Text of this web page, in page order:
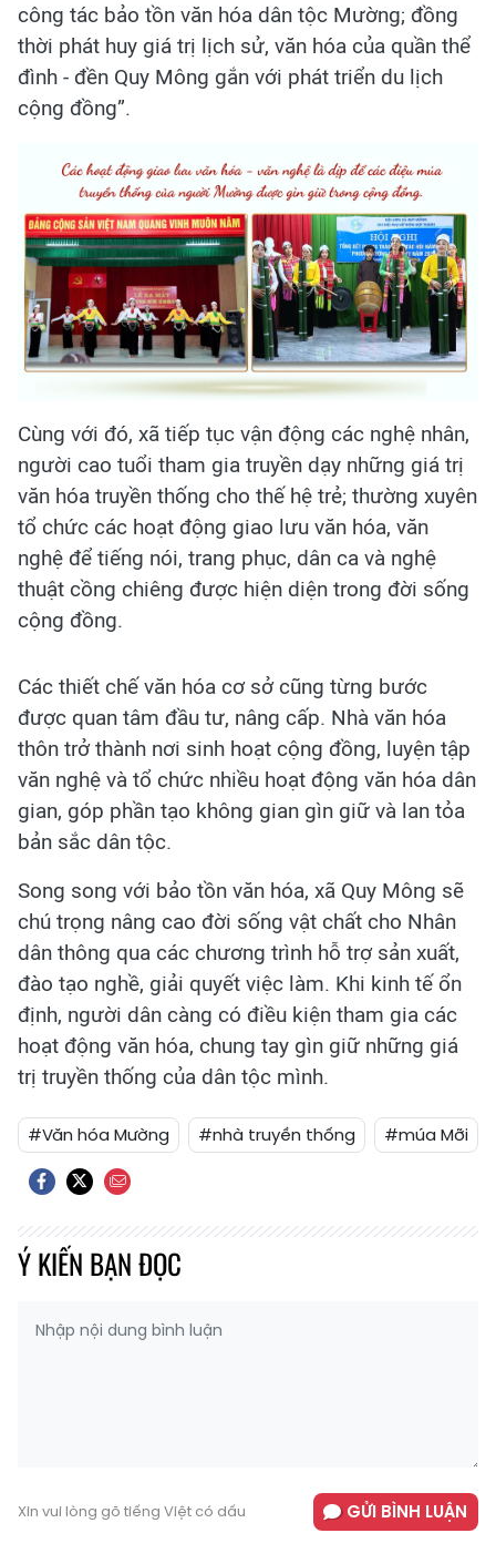
công tác bảo tồn văn hóa dân tộc Mường; đồng
thời phát huy giá trị lịch sử, văn hóa của quần thể
đình - đền Quy Mông gắn với phát triển du lịch
cộng đồng”.
Cùng với đó, xã tiếp tục vận động các nghệ nhân,
người cao tuổi tham gia truyền dạy những giá trị
văn hóa truyền thống cho thế hệ trẻ; thường xuyên
tổ chức các hoạt động giao lưu văn hóa, văn
nghệ để tiếng nói, trang phục, dân ca và nghệ
thuật cồng chiêng được hiện diện trong đời sống
cộng đồng.
Các thiết chế văn hóa cơ sở cũng từng bước
được quan tâm đầu tư, nâng cấp. Nhà văn hóa
thôn trở thành nơi sinh hoạt cộng đồng, luyện tập
văn nghệ và tổ chức nhiều hoạt động văn hóa dân
gian, góp phần tạo không gian gìn giữ và lan tỏa
bản sắc dân tộc.
Song song với bảo tồn văn hóa, xã Quy Mông sẽ
chú trọng nâng cao đời sống vật chất cho Nhân
dân thông qua các chương trình hỗ trợ sản xuất,
đào tạo nghề, giải quyết việc làm. Khi kinh tế ổn
định, người dân càng có điều kiện tham gia các
hoạt động văn hóa, chung tay gìn giữ những giá
trị truyền thống của dân tộc mình.
#Văn hóa Mường #nhà truyền thống #múa Mỡi
Ý KIẾN BẠN ĐỌC
Xin vui lòng gõ tiếng Việt có dấu GỬI BÌNH LUẬN